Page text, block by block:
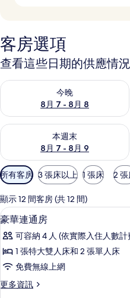
客房選項
查看這些日期的供應情況
今晚
8月 7 - 8月 8
查看今晚 (8月 7 - 8月 8) 的供應
本週末
8月 7 - 8月 9
查看本週末 (8月 7 - 8月 9) 的供
可
用
的
客
房
篩
選
條
所有客房 3 張床以上 1 張床 2
顯示 12 間客房 (共 12 間)
顯
示
豪
華
連
通
5
豪華連通房
可容納 4 人 (依實際入住人數計
1 張特大雙人床和 2 張單人床
免費無線上網
更多資訊
更